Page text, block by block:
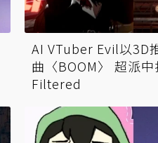
AI VTuber Evil以3D
曲〈BOOM〉 超派
Filtered